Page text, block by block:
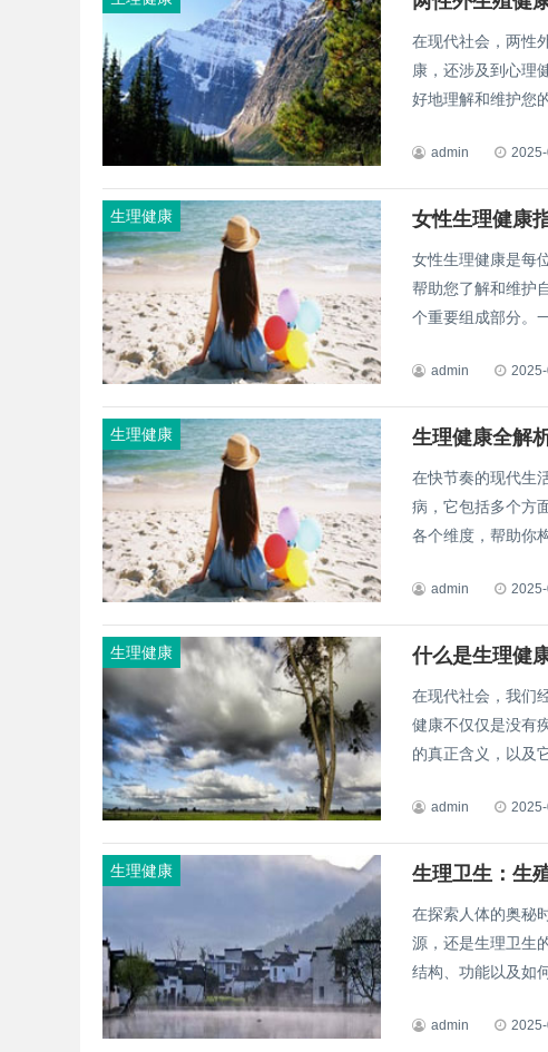
在现代社会，两性
康，还涉及到心理
好地理解和维护您
admin
生理健康 女性生理健康
女性生理健康是每
帮助您了解和维护
个重要组成部分。
admin
生理健康 生理健康全解
在快节奏的现代生
病，它包括多个方
各个维度，帮助你
admin
生理健康 什么是生理健
在现代社会，我们
健康不仅仅是没有
的真正含义，以及
admin
生理健康 生理卫生：生
在探索人体的奥秘
源，还是生理卫生
结构、功能以及如
admin